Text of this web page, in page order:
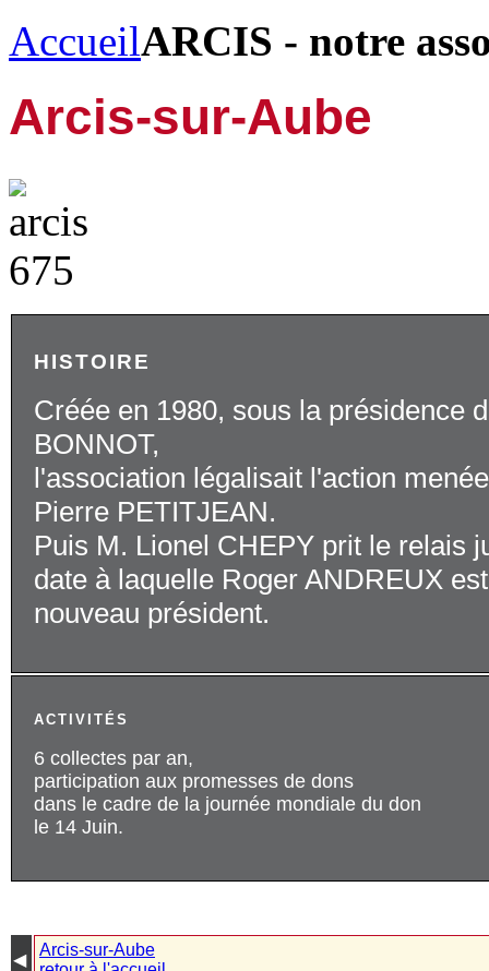
AccueilARCIS - notre
Arcis-sur-Aube
HISTOIRE
Créée en 1980, sous la présidence
BONNOT,
l'association légalisait l'action
Pierre PETITJEAN.
Puis M. Lionel CHEPY prit le relais
date à laquelle Roger ANDREUX
nouveau président.
ACTIVITÉS
6 collectes par an,
participation aux promesses de dons
dans le cadre de la journée mondiale du don
le 14 Juin.
◀︎
Arcis-sur-Aube